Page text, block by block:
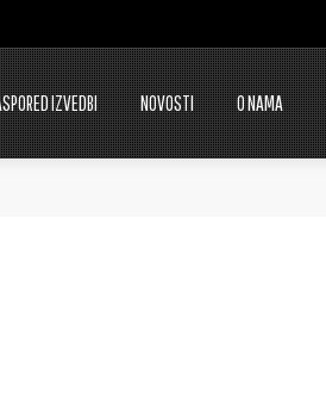
IZVEDBI NOVOSTI O NAMA